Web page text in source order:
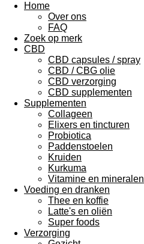
Home
Over ons
FAQ
Zoek op merk
CBD
CBD capsules / spray
CBD / CBG olie
CBD verzorging
CBD supplementen
Supplementen
Collageen
Elixers en tincturen
Probiotica
Paddenstoelen
Kruiden
Kurkuma
Vitamine en mineralen
Voeding en dranken
Thee en koffie
Latte's en oliën
Super foods
Verzorging